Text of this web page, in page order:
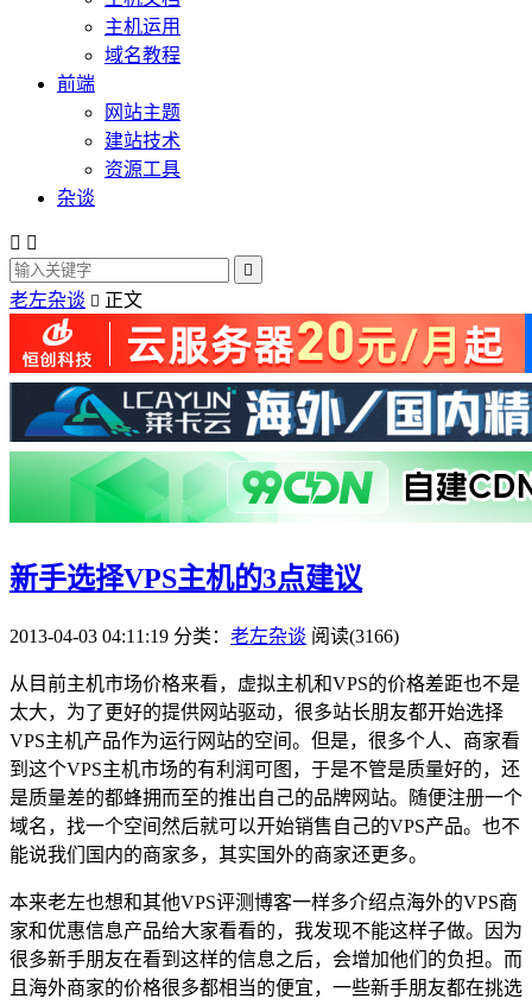
主机运用
域名教程
前端
网站主题
建站技术
资源工具
杂谈
 

老左杂谈  正文
新手选择VPS主机的3点建议
2013-04-03 04:11:19 分类： 老左杂谈 阅读(3166)
从目前主机市场价格来看，虚拟主机和VPS的价格差距也不是
太大，为了更好的提供网站驱动，很多站长朋友都开始选择
VPS主机产品作为运行网站的空间。但是，很多个人、商家看
到这个VPS主机市场的有利润可图，于是不管是质量好的，还
是质量差的都蜂拥而至的推出自己的品牌网站。随便注册一个
域名，找一个空间然后就可以开始销售自己的VPS产品。也不
能说我们国内的商家多，其实国外的商家还更多。
本来老左也想和其他VPS评测博客一样多介绍点海外的VPS商
家和优惠信息产品给大家看看的，我发现不能这样子做。因为
很多新手朋友在看到这样的信息之后，会增加他们的负担。而
且海外商家的价格很多都相当的便宜，一些新手朋友都在挑选